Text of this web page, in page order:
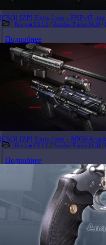
[CSO] [ZP] Extra Item - FNP-45 для
Все для CS 1.6 / Zombie Plague [4.3] /
Подробнее
[CSO] [ZP] Extra Item - M950
Все для CS 1.6 / Zombie Plague [4.3] /
Подробнее